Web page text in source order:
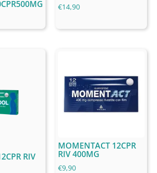
€14,90
RIV
MOMENTACT 12CPR
RIV 400MG
€9,90